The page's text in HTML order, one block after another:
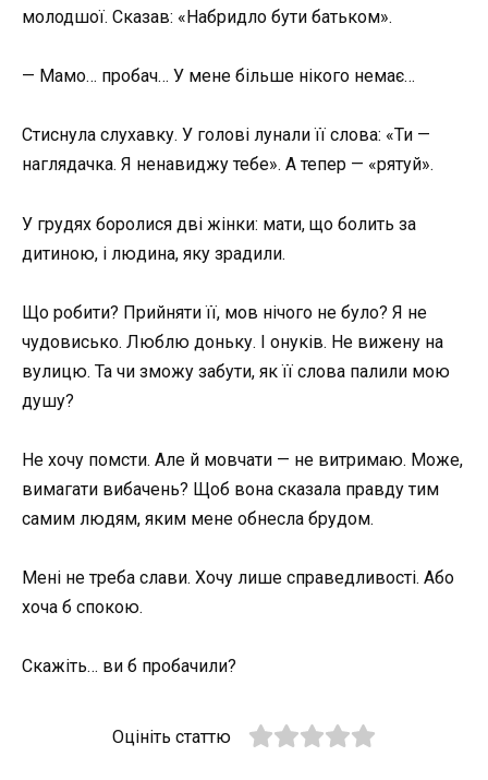
молодшої. Сказав: «Набридло бути батьком».
— Мамо… пробач… У мене більше нікого немає…
Стиснула слухавку. У голові лунали її слова: «Ти —
наглядачка. Я ненавиджу тебе». А тепер — «рятуй».
У грудях боролися дві жінки: мати, що болить за
дитиною, і людина, яку зрадили.
Що робити? Прийняти її, мов нічого не було? Я не
чудовисько. Люблю доньку. І онуків. Не вижену на
вулицю. Та чи зможу забути, як її слова палили мою
душу?
Не хочу помсти. Але й мовчати — не витримаю. Може,
вимагати вибачень? Щоб вона сказала правду тим
самим людям, яким мене обнесла брудом.
Мені не треба слави. Хочу лише справедливості. Або
хоча б спокою.
Скажіть… ви б пробачили?
Оцініть статтю